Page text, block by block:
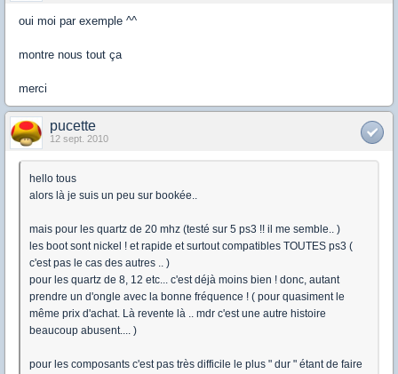
oui moi par exemple ^^
montre nous tout ça
merci
pucette
12 sept. 2010
hello tous
alors là je suis un peu sur bookée..
mais pour les quartz de 20 mhz (testé sur 5 ps3 !! il me semble.. )
les boot sont nickel ! et rapide et surtout compatibles TOUTES ps3 (
c'est pas le cas des autres .. )
pour les quartz de 8, 12 etc... c'est déjà moins bien ! donc, autant
prendre un d'ongle avec la bonne fréquence ! ( pour quasiment le
même prix d'achat. Là revente là .. mdr c'est une autre histoire
beaucoup abusent.... )
pour les composants c'est pas très difficile le plus " dur " étant de faire